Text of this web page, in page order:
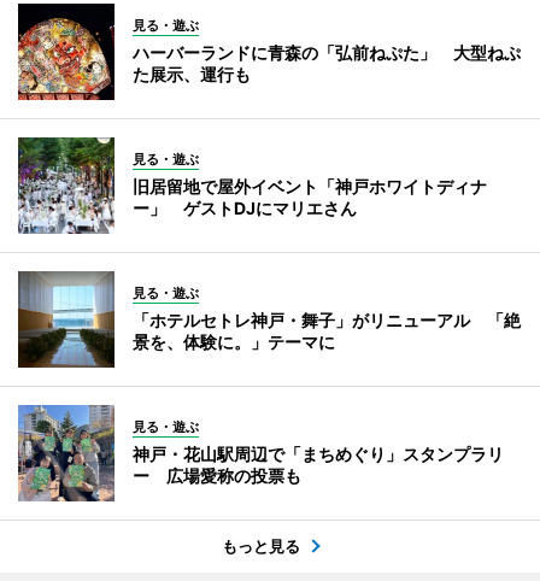
見る・遊ぶ
ハーバーランドに青森の「弘前ねぷた」 大型ねぷ
た展示、運行も
見る・遊ぶ
旧居留地で屋外イベント「神戸ホワイトディナ
ー」 ゲストDJにマリエさん
見る・遊ぶ
「ホテルセトレ神戸・舞子」がリニューアル 「絶
景を、体験に。」テーマに
見る・遊ぶ
神戸・花山駅周辺で「まちめぐり」スタンプラリ
ー 広場愛称の投票も
もっと見る